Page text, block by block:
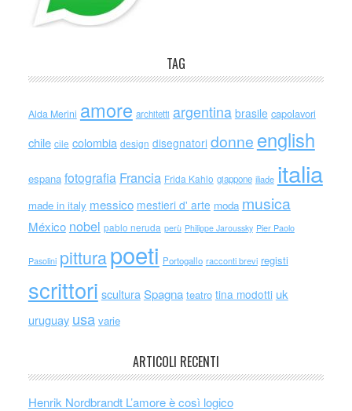
TAG
Alda Merini amore architetti argentina brasile capolavori
chile cile colombia design disegnatori donne english
espana fotografia Francia Frida Kahlo giappone iliade italia
made in italy messico mestieri d' arte moda musica
México nobel pablo neruda perù Philippe Jaroussky Pier Paolo
Pasolini pitturapoeti Portogallo racconti brevi registi
scrittori scultura Spagna teatro tina modotti uk
uruguay usa varie
ARTICOLI RECENTI
Henrik Nordbrandt L’amore è così logico